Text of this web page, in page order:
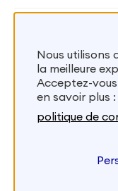
S'inscrire
Besoin d’aide?
Nous utilisons
la meilleure
Acceptez-
en savoir plus :
politique de